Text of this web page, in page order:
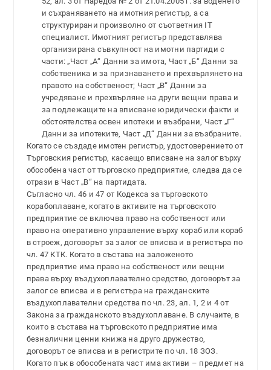
и съхраняването на имотния регистър, а са
структурирани произволно от съответния IT
специалист. Имотният регистър представлява
организирана съвкупност на имотни партиди с
части: „Част „А“ Данни за имота, Част „Б“ Данни за
собственика и за признаването и прехвърлянето на
правото на собственост; Част „В“ Данни за
учредяване и прехвърляне на други вещни права и
за подлежащите на вписване юридически факти и
обстоятелства освен ипотеки и възбрани, Част „Г“
Данни за ипотеките, Част „Д“ Данни за възбраните.
Когато се създаде имотен регистър, удостоверението от
Търговския регистър, касаещо вписване на залог върху
обособена част от търговско предприятие, следва да се
отрази в Част „В“ на партидата.
Съгласно чл. 46 и 47 от Кодекса за търговското
корабоплаване, когато в активите на търговското
предприятие се включва право на собственост или
право на оперативно управление върху кораб или кораб
в строеж, договорът за залог се вписва и в регистъра по
чл. 47 КТК. Когато в състава на заложеното
предприятие има право на собственост или вещни
права върху въздухоплавателно средство, договорът за
залог се вписва и в регистъра на гражданските
въздухоплавателни средства по чл. 23, ал. 1, 2 и 4 от
Закона за гражданското въздухоплаване. В случаите, в
които в състава на търговското предприятие има
безналични ценни книжа на друго дружество,
договорът се вписва и в регистрите по чл. 18 ЗОЗ.
Когато пък в обособената част има активи – предмет на